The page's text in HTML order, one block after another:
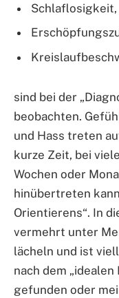
Schlaflosigkeit,
sind bei der
beobachten.
und Hass treten
kurze Zeit, bei
Wochen oder
hinübertreten
Orientierens“. In
vermehrt unter
lächeln und ist
nach dem
gefunden oder